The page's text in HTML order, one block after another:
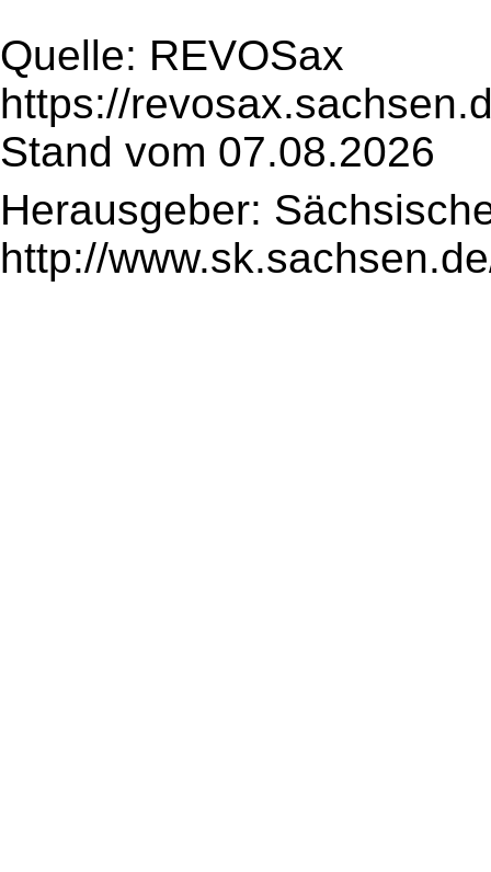
Quelle: REVOSax
https://
Stand vom 07.08.2026
Herausgeber:
http://